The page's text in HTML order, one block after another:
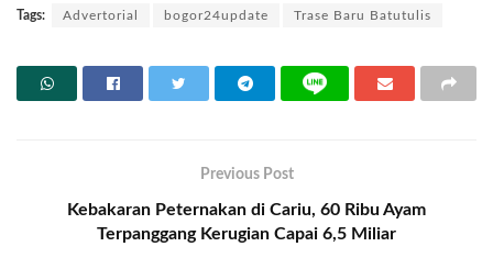
Tags: Advertorial bogor24update Trase Baru Batutulis
Previous Post
Kebakaran Peternakan di Cariu, 60 Ribu Ayam
Terpanggang Kerugian Capai 6,5 Miliar